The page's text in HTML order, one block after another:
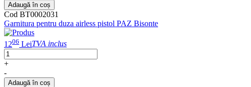
Adaugă în coș
Cod BT0002031
Garnitura pentru duza airless pistol PAZ Bisonte
1206 LeiTVA inclus
+
-
Adaugă în coș